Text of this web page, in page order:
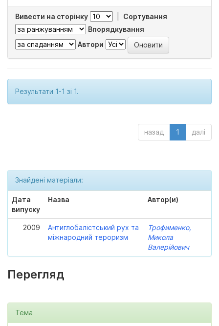
Вивести на сторінку
Сортування
Впорядкування
Автори
Результати 1-1 зі 1.
назад 1 далі
Знайдені матеріали:
Дата
випуску
Назва Автор(и)
2009
Антиглобалістський рух та
міжнародний тероризм
Трофименко,
Микола
Валерійович
Перегляд
Тема